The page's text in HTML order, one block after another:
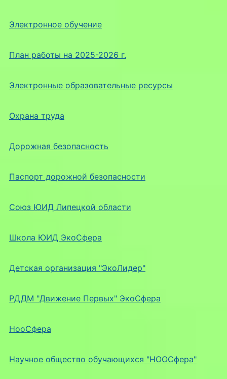
Электронное обучение
План работы на 2025-2026 г.
Электронные образовательные ресурсы
Охрана труда
Дорожная безопасность
Паспорт дорожной безопасности
Союз ЮИД Липецкой области
Школа ЮИД ЭкоСфера
Детская организация "ЭкоЛидер"
РДДМ "Движение Первых" ЭкоСфера
НооСфера
Научное общество обучающихся "НООСфера"